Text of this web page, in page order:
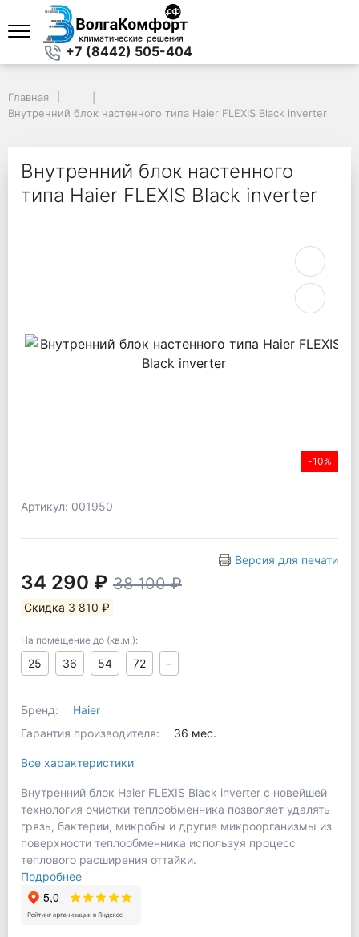
+7 (8442) 505-404
Внутренний блок настенного типа Haier FLEXIS Black inverter
Главная
Внутренний блок настенного типа Haier FLEXIS Black inverter
Внутренний блок настенного
типа Haier FLEXIS Black inverter
-10%
Артикул: 001950
Версия для печати
34 290 ₽ 38 100 ₽
Скидка 3 810 ₽
На помещение до (кв.м.):
25 36 54 72 -
Бренд:
Haier
Гарантия производителя:
36 мес.
Все характеристики
Внутренний блок Haier FLEXIS Black inverter с новейшей
технология очистки теплообменника позволяет удалять
грязь, бактерии, микробы и другие микроорганизмы из
поверхности теплообменника используя процесс
теплового расширения оттайки.
Подробнее